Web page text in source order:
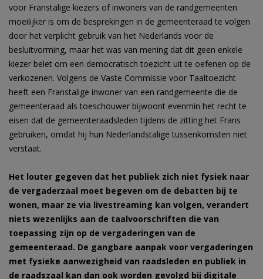
voor Franstalige kiezers of inwoners van de randgemeenten
moeilijker is om de besprekingen in de gemeenteraad te volgen
door het verplicht gebruik van het Nederlands voor de
besluitvorming, maar het was van mening dat dit geen enkele
kiezer belet om een democratisch toezicht uit te oefenen op de
verkozenen. Volgens de Vaste Commissie voor Taaltoezicht
heeft een Franstalige inwoner van een randgemeente die de
gemeenteraad als toeschouwer bijwoont evenmin het recht te
eisen dat de gemeenteraadsleden tijdens de zitting het Frans
gebruiken, omdat hij hun Nederlandstalige tussenkomsten niet
verstaat.
Het louter gegeven dat het publiek zich niet fysiek naar
de vergaderzaal moet begeven om de debatten bij te
wonen, maar ze via livestreaming kan volgen, verandert
niets wezenlijks aan de taalvoorschriften die van
toepassing zijn op de vergaderingen van de
gemeenteraad. De gangbare aanpak voor vergaderingen
met fysieke aanwezigheid van raadsleden en publiek in
de raadszaal kan dan ook worden gevolgd bij digitale